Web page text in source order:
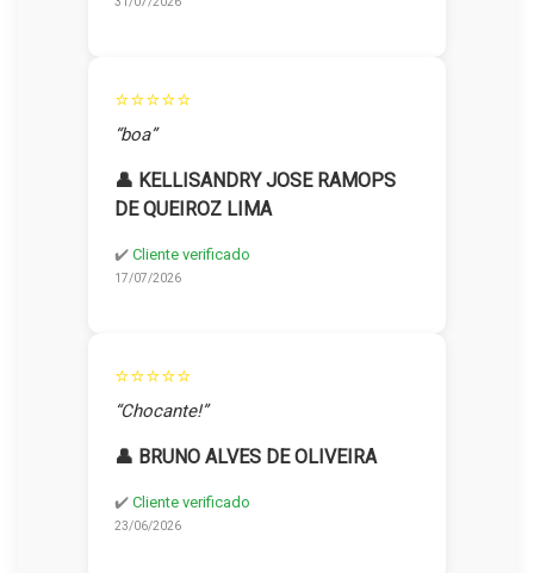
⭐⭐⭐⭐⭐
“boa”
👤 KELLISANDRY JOSE RAMOPS
DE QUEIROZ LIMA
✔️ Cliente verificado
17/07/2026
⭐⭐⭐⭐⭐
“Chocante!”
👤 BRUNO ALVES DE OLIVEIRA
✔️ Cliente verificado
23/06/2026